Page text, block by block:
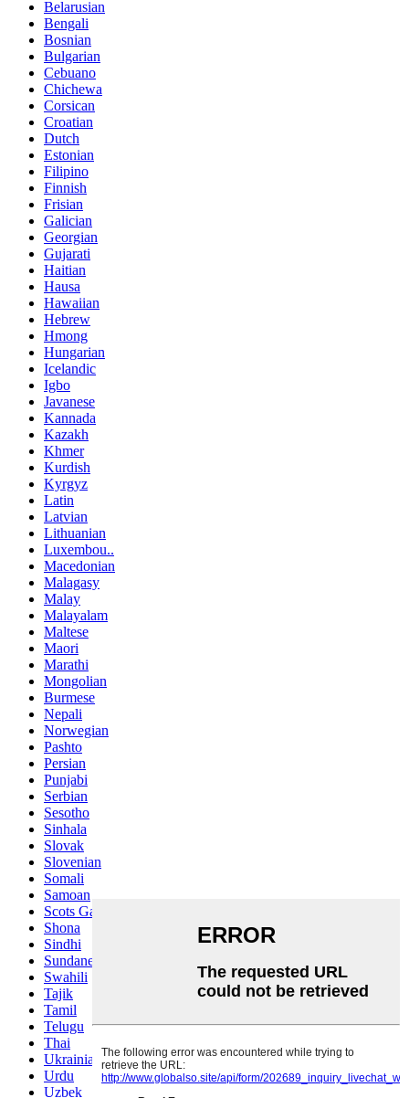
Belarusian
Bengali
Bosnian
Bulgarian
Cebuano
Chichewa
Corsican
Croatian
Dutch
Estonian
Filipino
Finnish
Frisian
Galician
Georgian
Gujarati
Haitian
Hausa
Hawaiian
Hebrew
Hmong
Hungarian
Icelandic
Igbo
Javanese
Kannada
Kazakh
Khmer
Kurdish
Kyrgyz
Latin
Latvian
Lithuanian
Luxembou..
Macedonian
Malagasy
Malay
Malayalam
Maltese
Maori
Marathi
Mongolian
Burmese
Nepali
Norwegian
Pashto
Persian
Punjabi
Serbian
Sesotho
Sinhala
Slovak
Slovenian
Somali
Samoan
Scots Gaelic
Shona
Sindhi
Sundanese
Swahili
Tajik
Tamil
Telugu
Thai
Ukrainian
Urdu
Uzbek